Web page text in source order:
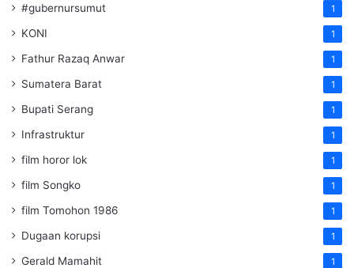
#gubernursumut 1
KONI 1
Fathur Razaq Anwar 1
Sumatera Barat 1
Bupati Serang 1
Infrastruktur 1
film horor lok 1
film Songko 1
film Tomohon 1986 1
Dugaan korupsi 1
Gerald Mamahit 1